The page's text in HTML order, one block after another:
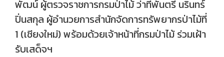
พัฒน์ ผู้ตรวจราชการกรมป่าไม้ ว่าที่พันตรี นรินทร์
ปิ่นสกุล ผู้อำนวยการสำนักจัดการทรัพยากรป่าไม้ที่
1 (เชียงใหม่) พร้อมด้วยเจ้าหน้าที่กรมป่าไม้ ร่วมเฝ้า
รับเสด็จฯ